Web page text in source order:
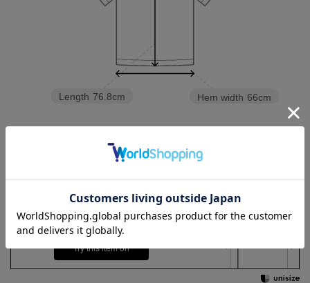
Hem width 66cm
Length 76.8cm
3L 4L 5L
Check the recommended size
Try this item on